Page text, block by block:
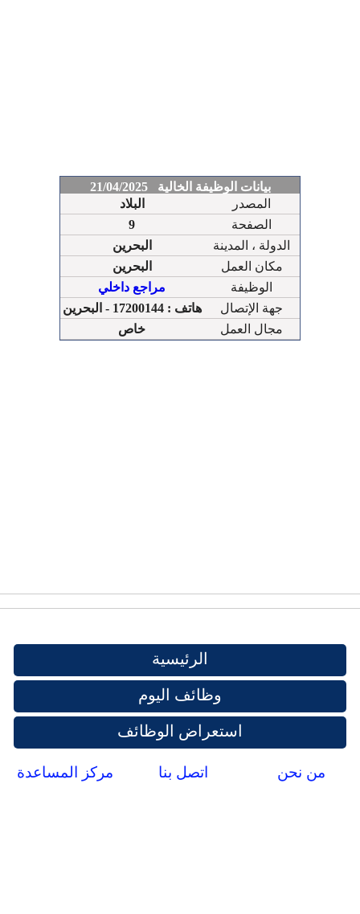
بيانات الوظيفة الخالية 21/04/2025
البلاد
المصدر
9
الصفحة
البحرين
الدولة ، المدينة
البحرين
مكان العمل
مراجع داخلي
الوظيفة
هاتف : 17200144 - البحرين
جهة الإتصال
خاص
مجال العمل
الرئيسية
وظائف اليوم
استعراض الوظائف
من نحن اتصل بنا مركز المساعدة